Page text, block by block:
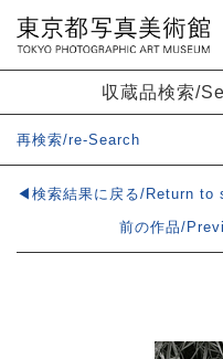
収蔵品検索/
再検索/re-Search
◀検索結果に戻る/Return to
前の作品/